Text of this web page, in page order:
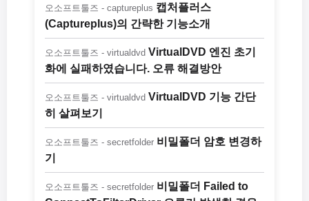
오소프트툴즈 - captureplus 캡처플러스
(Captureplus)의 간략한 기능소개
오소프트툴즈 - virtualdvd VirtualDVD 엔진 초기
화에 실패하였습니다. 오류 해결방안
오소프트툴즈 - virtualdvd VirtualDVD 기능 간단
히 살펴보기
오소프트툴즈 - secretfolder 비밀폴더 암호 변경하
기
오소프트툴즈 - secretfolder 비밀폴더 Failed to